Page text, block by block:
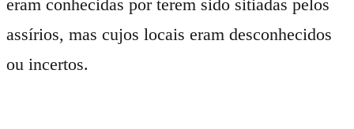
eram conhecidas por terem sido sitiadas pelos
assírios, mas cujos locais eram desconhecidos
ou incertos.